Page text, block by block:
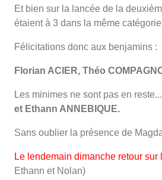
Et bien sur la lancée de la
étaient à 3 dans la même
Félicitations donc aux benjamins :
Florian ACIER, Théo
Les minimes ne sont pas en
et Ethann ANNEBIQUE.
Sans oublier la présence de
Le lendemain dimanche retour sur
Ethann et Nolan)